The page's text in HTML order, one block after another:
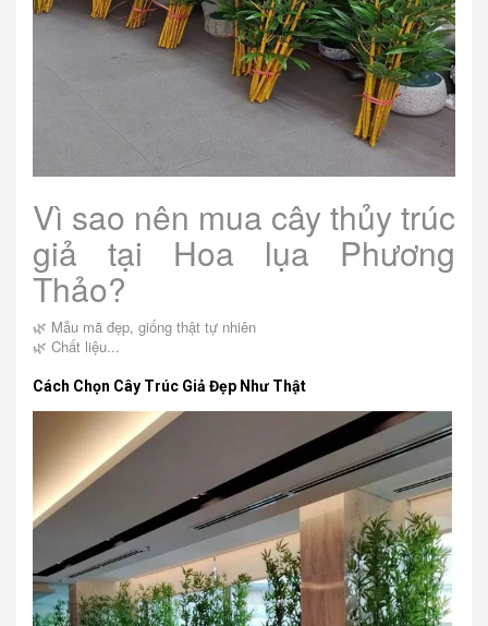
Vì sao nên mua cây thủy trúc
giả tại Hoa lụa Phương
Thảo?
🌿 Mẫu mã đẹp, giống thật tự nhiên
🌿 Chất liệu...
Cách Chọn Cây Trúc Giả Đẹp Như Thật